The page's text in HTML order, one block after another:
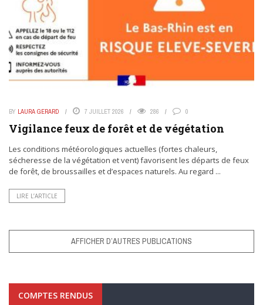
BY LAURA GERARD 7 JUILLET 2026 286 0
Vigilance feux de forêt et de végétation
Les conditions météorologiques actuelles (fortes chaleurs,
sécheresse de la végétation et vent) favorisent les départs de feux
de forêt, de broussailles et d’espaces naturels. Au regard ...
LIRE L’ARTICLE
AFFICHER D’AUTRES PUBLICATIONS
COMPTES RENDUS